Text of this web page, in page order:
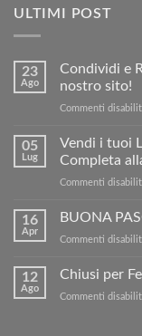
ULTIMI POST
23
Ago
Condividi e
nostro sito!
Commenti
05
Lug
Vendi i tuoi
Completa
Commenti
16
Apr
BUONA
Commenti
12
Ago
Chiusi per
Commenti